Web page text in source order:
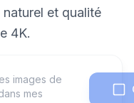
et qualité
4K.
images de
mes